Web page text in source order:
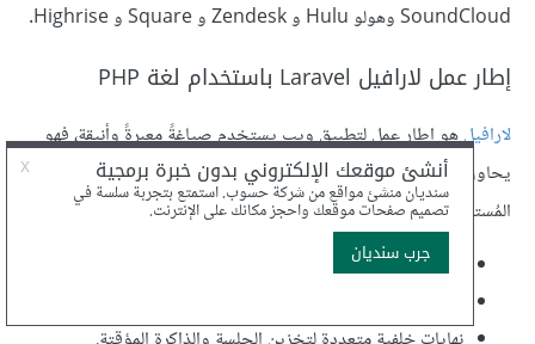
SoundCloud وهولو Hulu و Zendesk و Square و Highrise.
إطار عمل لارافيل Laravel باستخدام لغة PHP
لارافيلهو إطار عمل لتطبيق ويب يستخدم صياغةً معبرةً وأنيقة، فهو
يحاول التخلص من مصاعب التطوير من خلال تسهيل المهام الشائعة
المُستخدَمة في غالبية مشاريع الويب مثل:
محرّك توجيه بسيط وسريع.